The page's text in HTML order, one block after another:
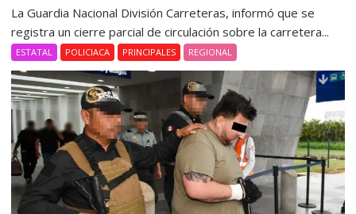
La Guardia Nacional División Carreteras, informó que se
registra un cierre parcial de circulación sobre la carretera...
ESTATAL POLICIACA PRINCIPALES REGIONAL